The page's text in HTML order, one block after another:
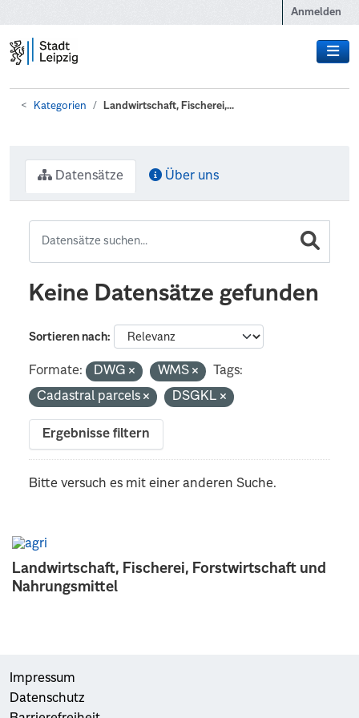
Anmelden
Kategorien Landwirtschaft, Fischerei,...
Landwirtschaft, Fischerei, Forstwirtschaft und
Nahrungsmittel
Datensätze Über uns
Keine Datensätze gefunden
Sortieren nach
Formate: DWG WMS
Tags:
Cadastral parcels
DSGKL
Ergebnisse filtern
Bitte versuch es mit einer anderen Suche.
Impressum
Datenschutz